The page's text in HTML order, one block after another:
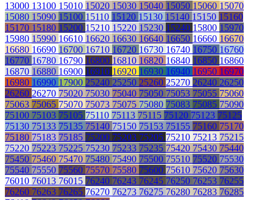
13000 13100 15010 15020 15030 15040 15050 15060 15070
15080 15090 15100 15110 15120 15130 15140 15150 15160
15170 15180 15200 15210 15220 15230 15240 15800 15970
15980 15990 16610 16620 16630 16640 16650 16660 16670
16680 16690 16700 16710 16720 16730 16740 16750 16760
16770 16780 16790 16800 16810 16820 16840 16850 16860
16870 16880 16900 16910 16920 16930 16940 16950 16970
16980 16990 17900 25240 25250 25260 25270 26240 26250
26260 26270 75020 75030 75040 75050 75053 75055 75060
75063 75065 75070 75073 75075 75080 75083 75085 75090
75100 75103 75105 75110 75113 75115 75120 75123 75125
75130 75133 75135 75140 75150 75153 75155 75160 75170
75180 75183 75185 75200 75203 75205 75210 75213 75215
75220 75223 75225 75230 75233 75235 75420 75430 75440
75450 75460 75470 75480 75490 75500 75510 75520 75530
75540 75550 75560 75570 75580 75600 75610 75620 75630
76010 76013 76015 76240 76243 76245 76250 76253 76255
76260 76263 76265 76270 76273 76275 76280 76283 76285